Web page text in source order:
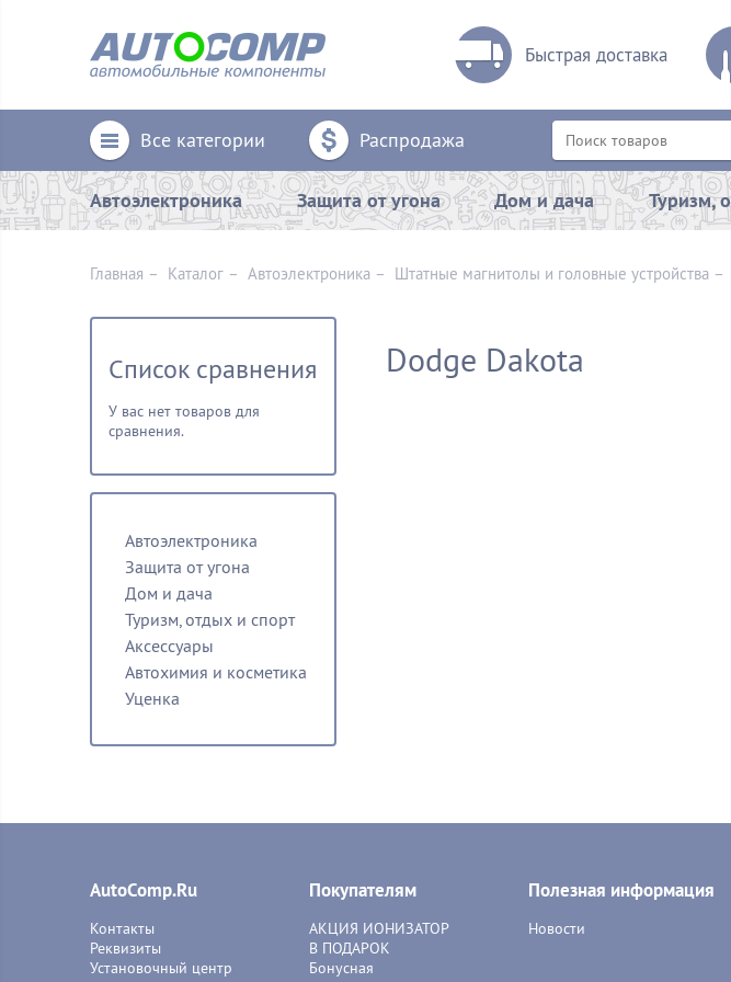
Быстрая доставка
Все категории Распродажа
Автоэлектроника Защита от угона Дом и дача Туризм,
Главная – Каталог – Автоэлектроника – Штатные магнитолы и головные устройства –
Dodge Dakota
Список сравнения
У вас нет товаров для
сравнения.
Автоэлектроника
Защита от угона
Дом и дача
Туризм, отдых и спорт
Аксессуары
Автохимия и косметика
Уценка
AutoComp.Ru
Контакты
Реквизиты
Установочный центр
Покупателям
АКЦИЯ ИОНИЗАТОР
В ПОДАРОК
Бонусная
Полезная информация
Новости